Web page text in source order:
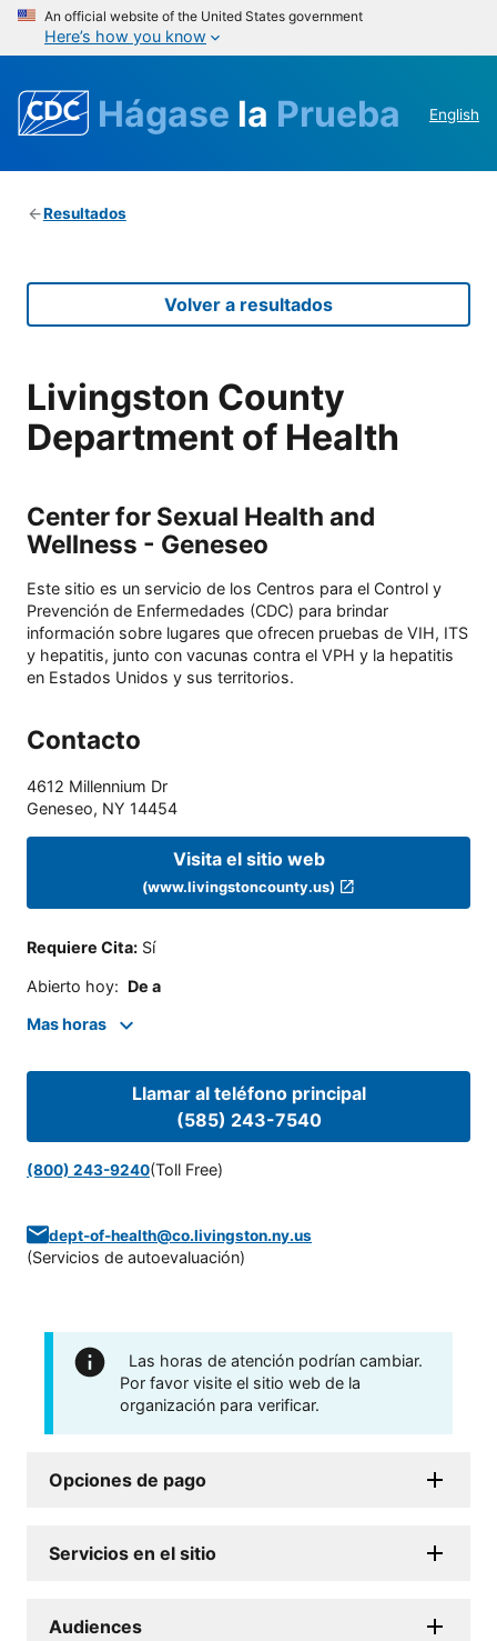
An official website of the United States government
Here’s how you know
Hágase la Prueba English
Resultados
Volver a resultados
Livingston County
Department of Health
Center for Sexual Health and
Wellness - Geneseo
Este sitio es un servicio de los Centros para el Control y
Prevención de Enfermedades (CDC) para brindar
información sobre lugares que ofrecen pruebas de VIH, ITS
y hepatitis, junto con vacunas contra el VPH y la hepatitis
en Estados Unidos y sus territorios.
Contacto
4612 Millennium Dr
Geneseo, NY 14454
Visita el sitio web
(www.livingstoncounty.us)
Requiere Cita: Sí
Abierto hoy: De a
Mas horas
Llamar al teléfono principal
(585) 243-7540
(800) 243-9240(Toll Free)
dept-of-health@co.livingston.ny.us
(Servicios de autoevaluación)
Las horas de atención podrían cambiar.
Por favor visite el sitio web de la
organización para verificar.
Opciones de pago
Servicios en el sitio
Audiences